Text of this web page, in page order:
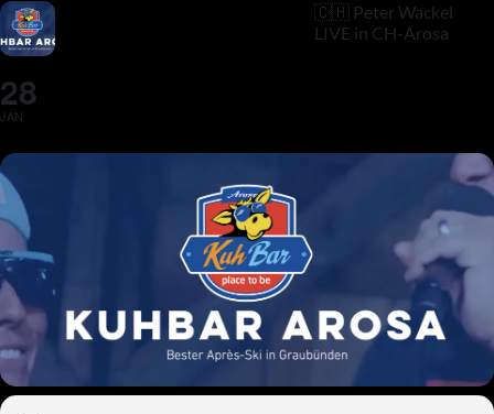
28
JAN
🇨🇭 Peter Wackel
LIVE in CH-Arosa